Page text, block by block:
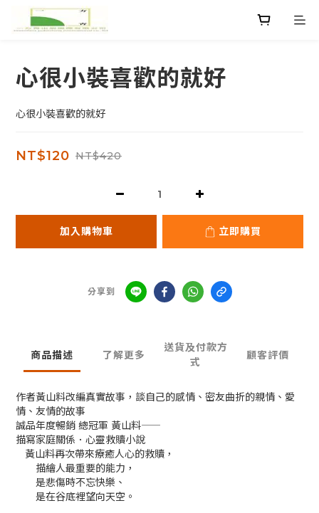
心很小裝喜歡的就好
心很小裝喜歡的就好
NT$120 NT$420
加入購物車 立即購買
分享到
商品描述 了解更多
送貨及付款方
式
顧客評價
作者黃山料改編真實故事，談自己的感情、密友曲折的親情、愛
情、友情的故事
誠品年度暢銷 總冠軍 黃山料――
描寫家庭關係．心靈救贖小說
黃山料再次帶來療癒人心的救贖，
描繪人最重要的能力，
是悲傷時不忘快樂、
是在谷底裡望向天空。